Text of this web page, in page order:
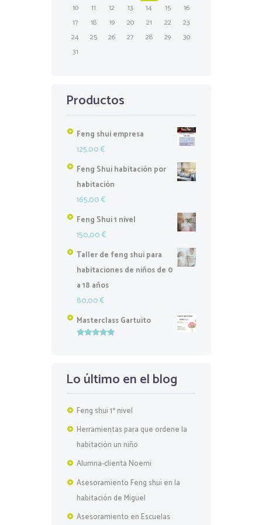
10
11 12 13 14 15
16
17
18 19 20 21 22
23
24
25 26 27 28 29
30
31
Productos
Feng shui empresa
125,00€
Feng Shui habitación por
habitación
165,00€
Feng Shui 1 nivel
150,00€
Taller de feng shui para
habitaciones de niños de 0
a 18 años
80,00€
Masterclass Gartuito
Lo último en el blog
Feng shui 1º nivel
Herramientas para que ordene la
habitación un niño
Alumna-clienta Noemi
Asesoramiento Feng shui en la
habitación de Miguel
Asesoramiento en Escuelas